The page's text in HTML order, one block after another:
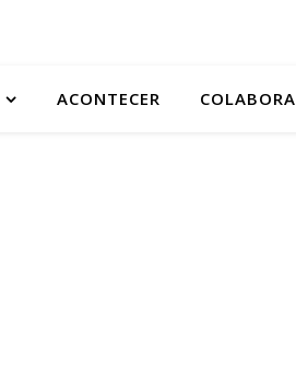
ACONTECER COLABORA